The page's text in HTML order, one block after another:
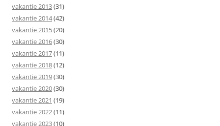
vakantie 2013(31)
vakantie 2014(42)
vakantie 2015(20)
vakantie 2016(30)
vakantie 2017(11)
vakantie 2018(12)
vakantie 2019(30)
vakantie 2020(30)
vakantie 2021 (19)
vakantie 2022(11)
vakantie 2023(10)